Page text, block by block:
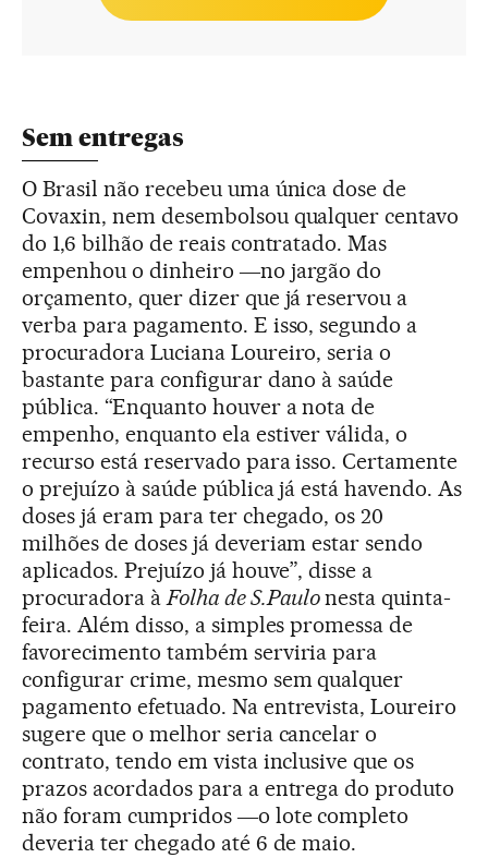
Sem entregas
O Brasil não recebeu uma única dose de
Covaxin, nem desembolsou qualquer centavo
do 1,6 bilhão de reais contratado. Mas
empenhou o dinheiro ―no jargão do
orçamento, quer dizer que já reservou a
verba para pagamento. E isso, segundo a
procuradora Luciana Loureiro, seria o
bastante para configurar dano à saúde
pública. “Enquanto houver a nota de
empenho, enquanto ela estiver válida, o
recurso está reservado para isso. Certamente
o prejuízo à saúde pública já está havendo. As
doses já eram para ter chegado, os 20
milhões de doses já deveriam estar sendo
aplicados. Prejuízo já houve”, disse a
procuradora àFolha de S.Paulonesta quinta-
feira. Além disso, a simples promessa de
favorecimento também serviria para
configurar crime, mesmo sem qualquer
pagamento efetuado. Na entrevista, Loureiro
sugere que o melhor seria cancelar o
contrato, tendo em vista inclusive que os
prazos acordados para a entrega do produto
não foram cumpridos ―o lote completo
deveria ter chegado até 6 de maio.